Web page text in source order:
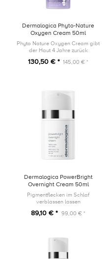
Dermalogica Phyto-Nature
Oxygen Cream 50ml
Phyto Nature Oxygen Cream gibt
der Haut 4 Jahre zurück
130,50 € * 145,00 € *
Dermalogica PowerBright
Overnight Cream 50ml
Pigmentflecken im Schlaf
verblassen lassen
89,10 € * 99,00 € *